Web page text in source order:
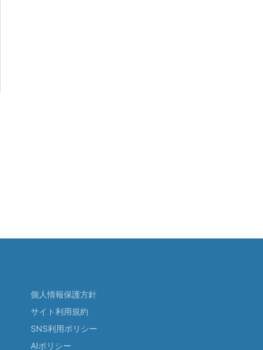
個人情報保護方針
サイト利用規約
SNS利用ポリシー
AIポリシー